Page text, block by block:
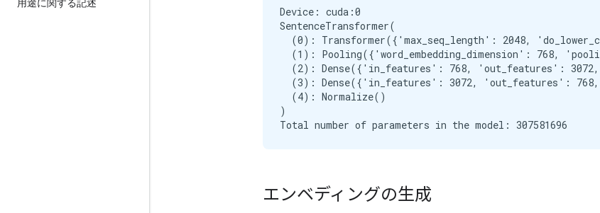
用途に関する記述
Device: cuda:0
SentenceTransformer(
(0): Transformer({'max_seq_length': 2048,
(1): Pooling({'word_embedding_dimension': 768,
(2): Dense({'in_features': 768, 'out_features':
(3): Dense({'in_features': 3072, 'out_features':
  (4): Normalize()
)
エンベディングの生成